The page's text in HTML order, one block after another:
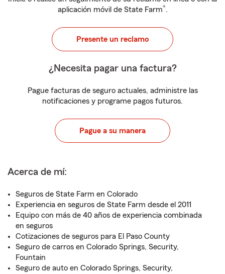
aplicación móvil de State Farm®.
Presente un reclamo
¿Necesita pagar una factura?
Pague facturas de seguro actuales, administre las
notificaciones y programe pagos futuros.
Pague a su manera
Acerca de mí:
Seguros de State Farm en Colorado
Experiencia en seguros de State Farm desde el 2011
Equipo con más de 40 años de experiencia combinada
en seguros
Cotizaciones de seguros para El Paso County
Seguro de carros en Colorado Springs, Security,
Fountain
Seguro de auto en Colorado Springs, Security,